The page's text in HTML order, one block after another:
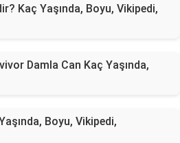
Kaç Yaşında, Boyu, Vikipedi,
Damla Can Kaç Yaşında,
Boyu, Vikipedi,